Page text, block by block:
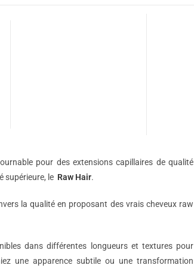
pour des extensions capillaires de qualité
supérieure, le Raw Hair.
la qualité en proposant des vrais cheveux raw
dans différentes longueurs et textures pour
une apparence subtile ou une transformation